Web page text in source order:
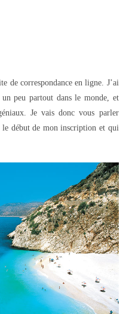
de correspondance en ligne. J’ai
peu partout dans le monde, et
Je vais donc vous parler
le début de mon inscription et qui